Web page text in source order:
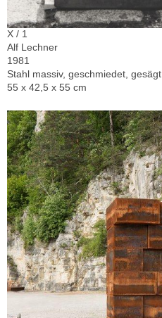
X / 1
Alf Lechner
1981
Stahl massiv, geschmiedet, gesägt
55 x 42,5 x 55 cm